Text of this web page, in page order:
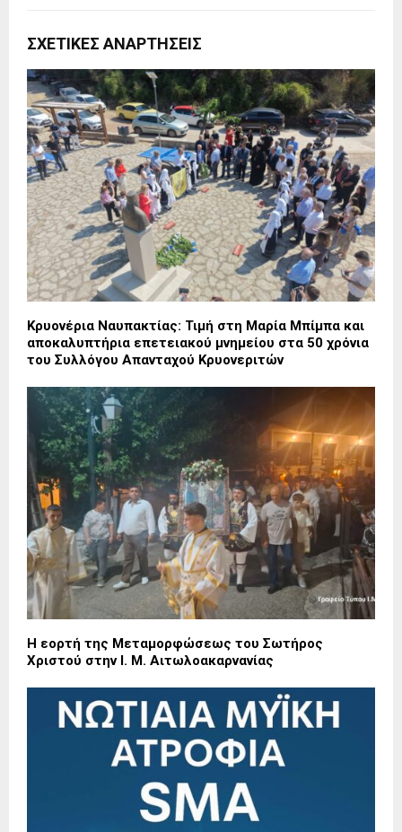
ΣΧΕΤΙΚΈΣ ΑΝΑΡΤΉΣΕΙΣ
Κρυονέρια Ναυπακτίας: Τιμή στη Μαρία Μπίμπα και
αποκαλυπτήρια επετειακού μνημείου στα 50 χρόνια
του Συλλόγου Απανταχού Κρυονεριτών
Η εορτή της Μεταμορφώσεως του Σωτήρος
Χριστού στην Ι. Μ. Αιτωλοακαρνανίας